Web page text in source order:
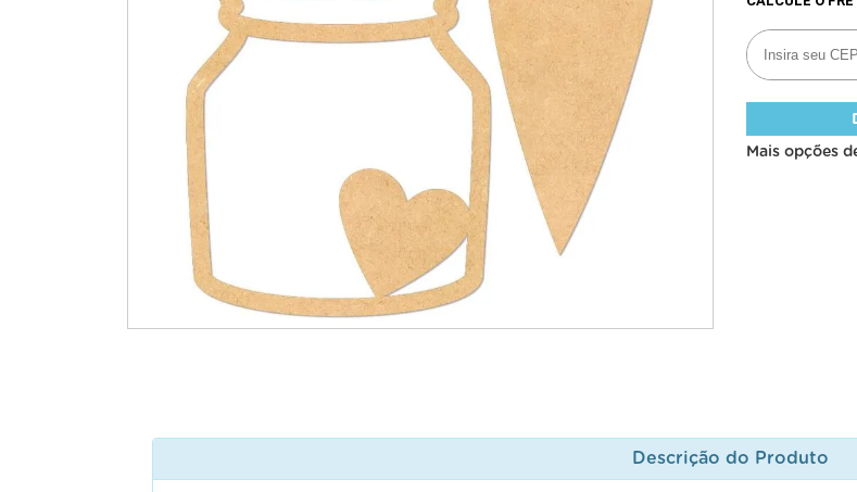
Mais opções
Descrição do Produto